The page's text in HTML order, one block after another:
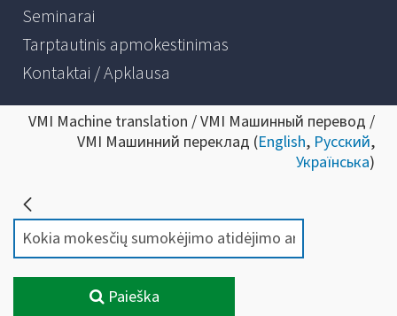
Seminarai
Tarptautinis apmokestinimas
Kontaktai / Apklausa
VMI Machine translation / VMI Машинный перевод /
VMI Машинний переклад (English, Русский,
Українська)
Paieška